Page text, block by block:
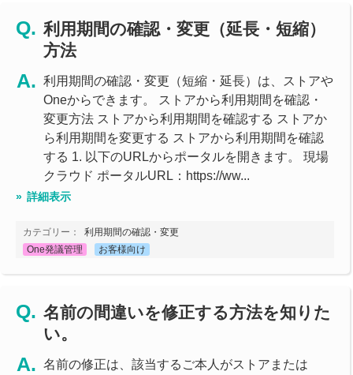
利用期間の確認・変更（延長・短縮）
方法
利用期間の確認・変更（短縮・延長）は、ストアや
Oneからできます。 ストアから利用期間を確認・
変更方法 ストアから利用期間を確認する ストアか
ら利用期間を変更する ストアから利用期間を確認
する 1. 以下のURLからポータルを開きます。 現場
クラウド ポータルURL：https://ww...
詳細表示
カテゴリー：
利用期間の確認・変更
One発議管理
お客様向け
名前の間違いを修正する方法を知りた
い。
名前の修正は、該当するご本人がストアまたは